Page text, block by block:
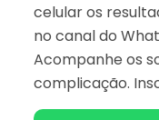
celular os
no canal do
Acompanhe os
complicação.